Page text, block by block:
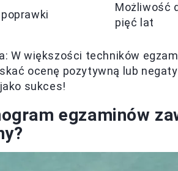
Możliwość
pięć lat
W większości techników
ocenę pozytywną lub
sukces!
egzaminów